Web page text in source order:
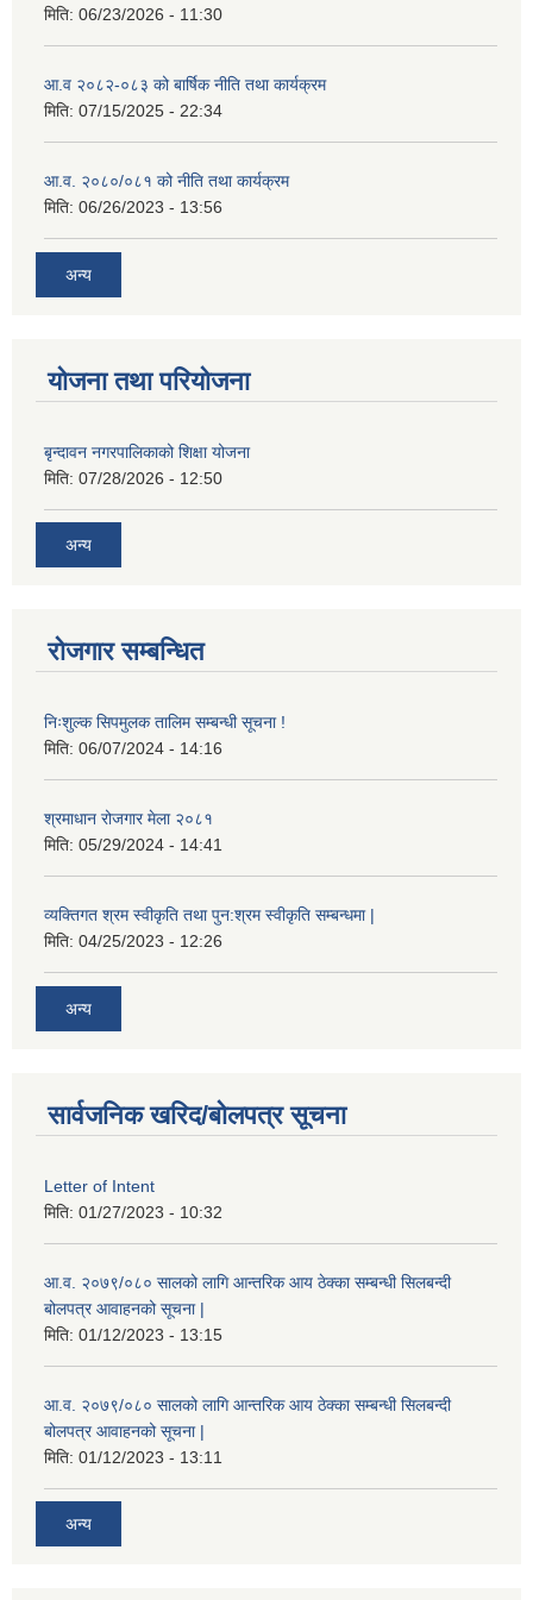
मिति: 06/23/2026 - 11:30
आ.व २०८२-०८३ को बार्षिक नीति तथा कार्यक्रम
मिति: 07/15/2025 - 22:34
आ.व. २०८०/०८१ को नीति तथा कार्यक्रम
मिति: 06/26/2023 - 13:56
अन्य
योजना तथा परियोजना
बृन्दावन नगरपालिकाको शिक्षा योजना
मिति: 07/28/2026 - 12:50
अन्य
रोजगार सम्बन्धित
निःशुल्क सिपमुलक तालिम सम्बन्धी सूचना !
मिति: 06/07/2024 - 14:16
श्रमाधान रोजगार मेला २०८१
मिति: 05/29/2024 - 14:41
व्यक्तिगत श्रम स्वीकृति तथा पुन:श्रम स्वीकृति सम्बन्धमा |
मिति: 04/25/2023 - 12:26
अन्य
सार्वजनिक खरिद/बोलपत्र सूचना
Letter of Intent
मिति: 01/27/2023 - 10:32
आ.व. २०७९/०८० सालको लागि आन्तरिक आय ठेक्का सम्बन्धी सिलबन्दी
बोलपत्र आवाहनको सूचना |
मिति: 01/12/2023 - 13:15
आ.व. २०७९/०८० सालको लागि आन्तरिक आय ठेक्का सम्बन्धी सिलबन्दी
बोलपत्र आवाहनको सूचना |
मिति: 01/12/2023 - 13:11
अन्य